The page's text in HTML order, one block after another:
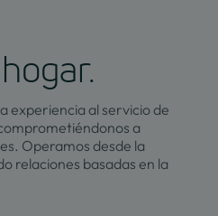
experiencia al servicio de
a
Operamos desde la
relaciones basadas en la